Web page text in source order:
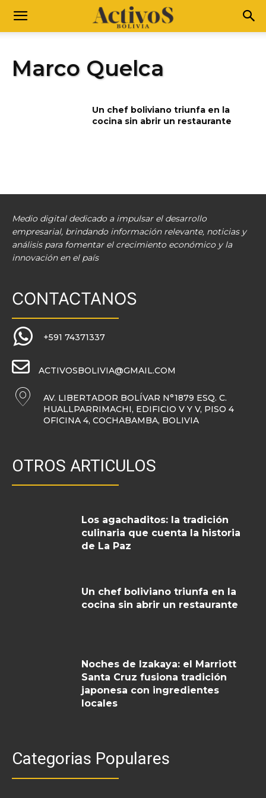
Marco Quelca
Un chef boliviano triunfa en la
cocina sin abrir un restaurante
Medio digital dedicado a impulsar el desarrollo
empresarial, brindando información relevante, noticias y
análisis para fomentar el crecimiento económico y la
innovación en el país
CONTACTANOS
+591 74371337
ACTIVOSBOLIVIA@GMAIL.COM
AV. LIBERTADOR BOLÍVAR N°1879 ESQ. C.
HUALLPARRIMACHI, EDIFICIO V Y V, PISO 4
OFICINA 4, COCHABAMBA, BOLIVIA
OTROS ARTICULOS
Los agachaditos: la tradición
culinaria que cuenta la historia
de La Paz
Un chef boliviano triunfa en la
cocina sin abrir un restaurante
Noches de Izakaya: el Marriott
Santa Cruz fusiona tradición
japonesa con ingredientes
locales
Categorias Populares